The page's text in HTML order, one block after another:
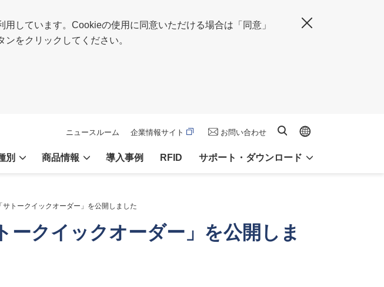
しています。Cookieの使用に同意いただける場合は「同意」
をクリックしてください。
別 商品情報 導入事例 RFID サポート・ダウンロード
ニュースルーム 企業情報サイト お問い合わせ サイト内検索
トークイックオーダー」を公開しました
クイックオーダー」を公開しま